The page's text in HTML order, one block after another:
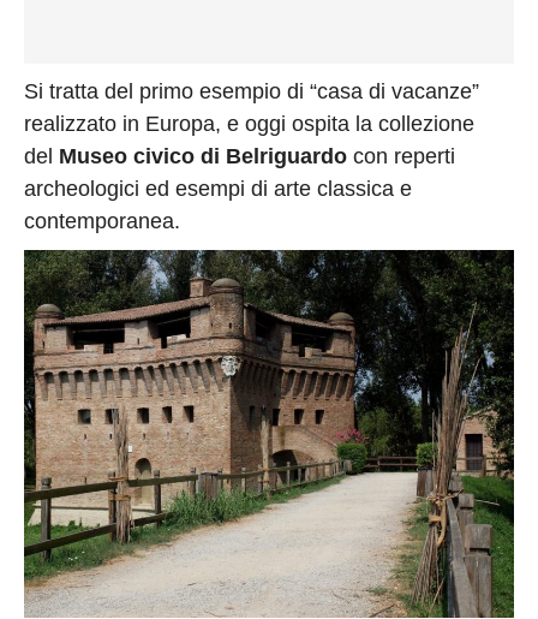
Si tratta del primo esempio di “casa di vacanze”
realizzato in Europa, e oggi ospita la collezione
del Museo civico di Belriguardo con reperti
archeologici ed esempi di arte classica e
contemporanea.